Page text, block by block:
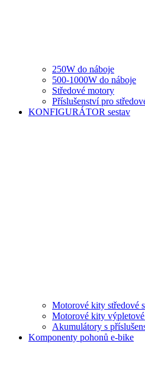
250W do náboje
500-1000W do náboje
Středové motory
Příslušenství pro
KONFIGURÁTOR sestav
Motorové kity středové
Motorové kity výpletové
Akumulátory s
Komponenty pohonů e-bike